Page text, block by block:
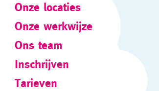
Onze locaties
Onze werkwijze
Ons team
Inschrijven
Tarieven